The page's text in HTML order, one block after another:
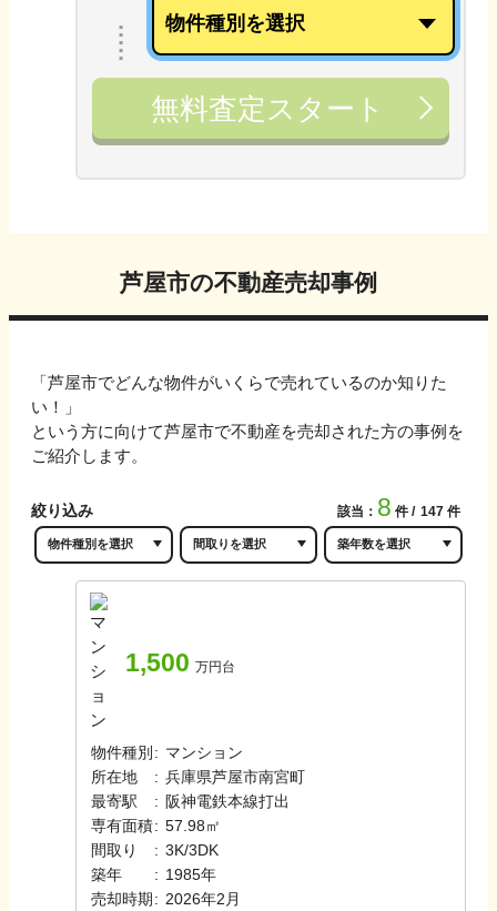
無料査定スタート
芦屋市の不動産売却事例
「芦屋市でどんな物件がいくらで売れているのか知りた
い！」
という方に向けて芦屋市で不動産を売却された方の事例を
ご紹介します。
絞り込み 該当： 8 件 147 件
1,500 万円台
物件種別 : マンション
所在地
: 兵庫県芦屋市南宮町
最寄駅
: 阪神電鉄本線打出
専有面積: 57.98㎡
間取り
: 3K/3DK
築年
: 1985年
売却時期 : 2026年2月